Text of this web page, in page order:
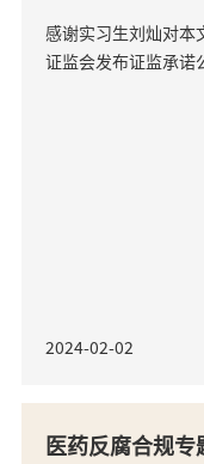
感谢实习生刘灿对本
证监会发布证监承诺
2024-02-02
医药反腐合规